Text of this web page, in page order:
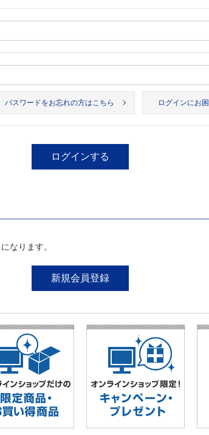
パスワードをお忘れの方はこちら ログインにお
なります。